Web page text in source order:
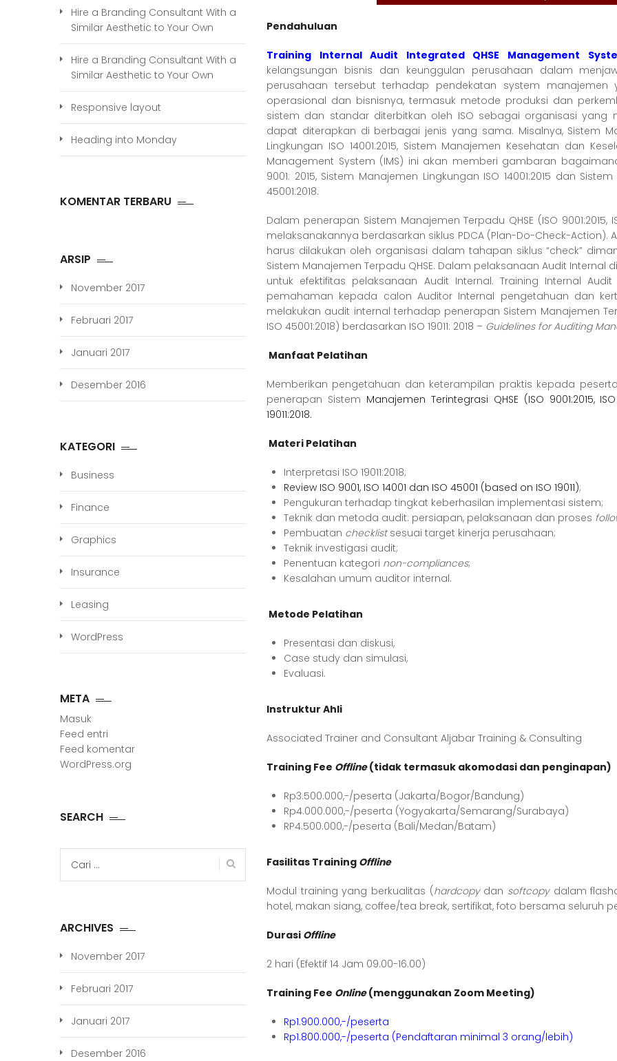
Pendahuluan
Training Internal Audit Integrated QHSE Management
kelangsungan bisnis dan keunggulan perusahaan dalam
perusahaan tersebut terhadap pendekatan system manajemen
operasional dan bisnisnya, termasuk metode produksi dan
sistem dan standar diterbitkan oleh ISO sebagai organisasi yang
dapat diterapkan di berbagai jenis yang sama. Misalnya, Sistem
Lingkungan ISO 14001:2015, Sistem Manajemen Kesehatan dan
Management System (IMS) ini akan memberi gambaran
9001: 2015, Sistem Manajemen Lingkungan ISO 14001:2015 dan
45001:2018.
Dalam penerapan Sistem Manajemen Terpadu QHSE (ISO 9001:2015,
melaksanakannya berdasarkan siklus PDCA (Plan-Do-Check-
harus dilakukan oleh organisasi dalam tahapan siklus “check”
Sistem Manajemen Terpadu QHSE. Dalam pelaksanaan Audit
untuk efektifitas pelaksanaan Audit Internal. Training Internal
pemahaman kepada calon Auditor Internal pengetahuan dan
melakukan audit internal terhadap penerapan Sistem Manajemen
ISO 45001:2018) berdasarkan ISO 19011: 2018 – Guidelines for Auditing
Manfaat Pelatihan
Memberikan pengetahuan dan keterampilan praktis kepada
penerapan Sistem Manajemen Terintegrasi QHSE (ISO 9001:2015,
19011:2018.
Materi Pelatihan
Interpretasi ISO 19011:2018;
Review ISO 9001, ISO 14001 dan ISO 45001 (based on ISO 19011);
Pengukuran terhadap tingkat keberhasilan implementasi sistem;
Teknik dan metoda audit: persiapan, pelaksanaan dan proses
Pembuatan checklistsesuai target kinerja perusahaan;
Teknik investigasi audit;
Penentuan kategori non-compliances;
Kesalahan umum auditor internal.
Metode Pelatihan
Presentasi dan diskusi,
Case study dan simulasi,
Evaluasi.
Instruktur Ahli
Associated Trainer and Consultant Aljabar Training & Consulting
Training Fee Offline(tidak termasuk akomodasi dan penginapan)
Rp3.500.000,-/peserta (Jakarta/Bogor/Bandung)
Rp4.000.000,-/peserta (Yogyakarta/Semarang/Surabaya)
RP4.500.000,-/peserta (Bali/Medan/Batam)
Fasilitas Training Offline
Modul training yang berkualitas (hardcopydan softcopydalam
hotel, makan siang, coffee/tea break, sertifikat, foto bersama seluruh
Durasi Offline
2 hari (Efektif 14 Jam 09.00-16.00)
Training Fee Online(menggunakan Zoom Meeting)
Rp1.900.000,-/peserta
Rp1.800.000,-/peserta (Pendaftaran minimal 3 orang/lebih)
Hire a Branding Consultant With a
Similar Aesthetic to Your Own
Hire a Branding Consultant With a
Similar Aesthetic to Your Own
Responsive layout
Heading into Monday
KOMENTAR TERBARU
ARSIP
November 2017
Februari 2017
Januari 2017
Desember 2016
KATEGORI
Business
Finance
Graphics
Insurance
Leasing
WordPress
META
Masuk
Feed entri
Feed komentar
WordPress.org
SEARCH
untuk:
ARCHIVES
November 2017
Februari 2017
Januari 2017
Desember 2016